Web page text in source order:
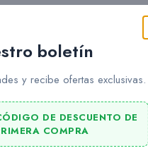
boletín
y recibe ofertas exclusivas.
DE DESCUENTO DE
COMPRA